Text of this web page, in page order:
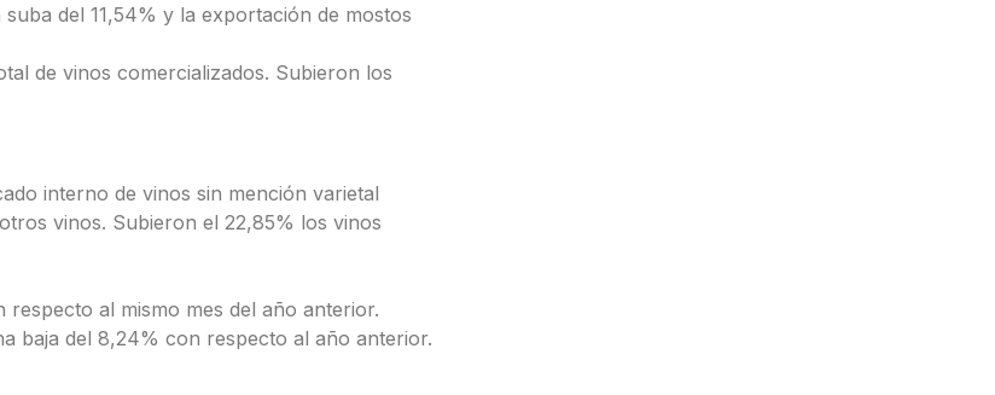
del 11,54% y la exportación de mostos
de vinos comercializados. Subieron los
interno de vinos sin mención varietal
vinos. Subieron el 22,85% los vinos
al mismo mes del año anterior.
baja del 8,24% con respecto al año anterior.